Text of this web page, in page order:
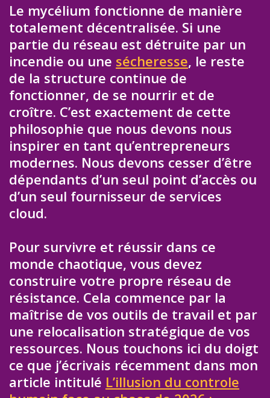
Le mycélium fonctionne de manière
totalement décentralisée. Si une
partie du réseau est détruite par un
incendie ou une sécheresse, le reste
de la structure continue de
fonctionner, de se nourrir et de
croître. C’est exactement de cette
philosophie que nous devons nous
inspirer en tant qu’entrepreneurs
modernes. Nous devons cesser d’être
dépendants d’un seul point d’accès ou
d’un seul fournisseur de services
cloud.
Pour survivre et réussir dans ce
monde chaotique, vous devez
construire votre propre réseau de
résistance. Cela commence par la
maîtrise de vos outils de travail et par
une relocalisation stratégique de vos
ressources. Nous touchons ici du doigt
ce que j’écrivais récemment dans mon
article intitulé L’illusion du controle